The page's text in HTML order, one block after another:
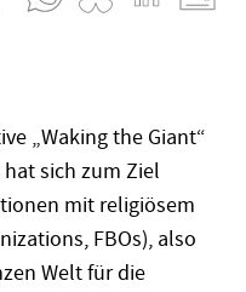
„Waking the Giant“
sich zum Ziel
mit religiösem
FBOs), also
Welt für die